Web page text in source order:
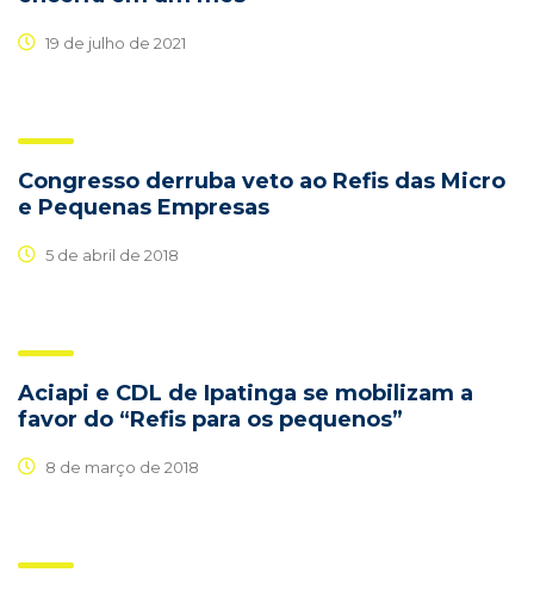
19 de julho de 2021
Congresso derruba veto ao Refis das Micro
e Pequenas Empresas
5 de abril de 2018
Aciapi e CDL de Ipatinga se mobilizam a
favor do “Refis para os pequenos”
8 de março de 2018